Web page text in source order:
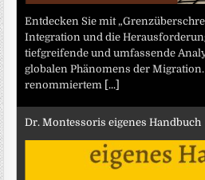
Entdecken Sie mit
Integration und die
tiefgreifende und umfassende
globalen Phänomens der
renommiertem [...]
Dr. Montessoris eigenes Handbuch